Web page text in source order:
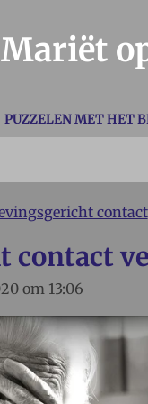
Mariët
PUZZELEN MET HET
contact
contact
om 13:06